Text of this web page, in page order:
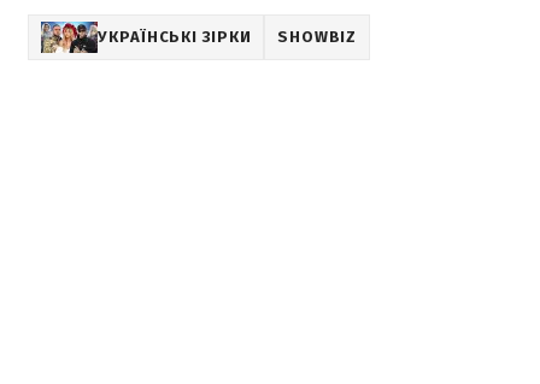
УКРАЇНСЬКІ ЗІРКИ SHOWBIZ